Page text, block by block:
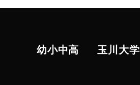
幼小中高 玉川大学